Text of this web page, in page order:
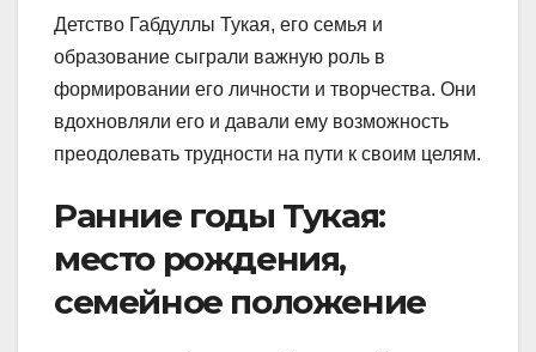
Детство Габдуллы Тукая, его семья и
образование сыграли важную роль в
формировании его личности и творчества. Они
вдохновляли его и давали ему возможность
преодолевать трудности на пути к своим целям.
Ранние годы Тукая:
место рождения,
семейное положение